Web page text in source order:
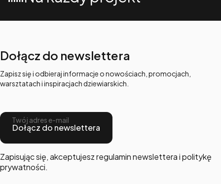
Dołącz do newslettera
Zapisz się i odbieraj informacje o nowościach, promocjach,
warsztatach i inspiracjach dziewiarskich.
Twój adres e-mail
Dołącz do newslettera
Zapisując się, akceptujesz regulamin newslettera i politykę
prywatności.